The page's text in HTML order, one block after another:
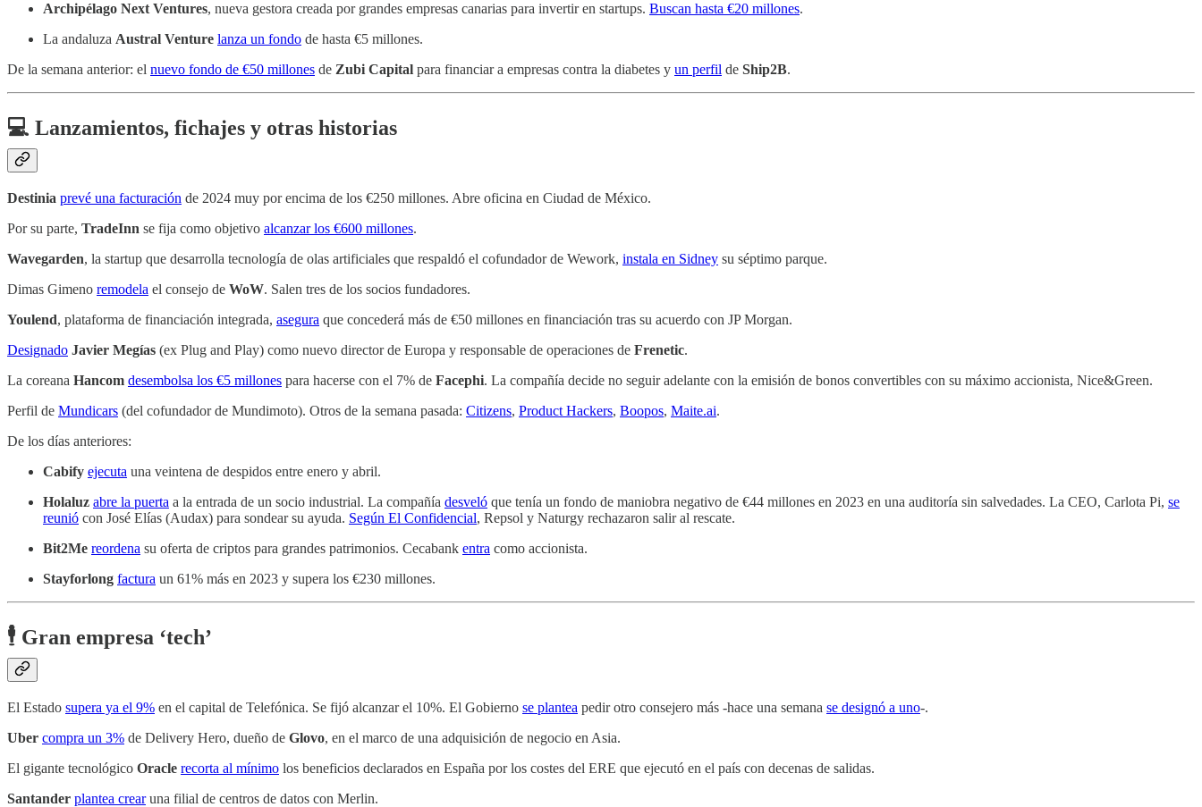
Archipélago Next Ventures, nueva gestora creada por grandes empresas canarias para invertir en startups. Buscan hasta €20 millones.
La andaluza Austral Venture lanza un fondo de hasta €5 millones.
De la semana anterior: el nuevo fondo de €50 millones de Zubi Capital para financiar a empresas contra la diabetes y un perfil de Ship2B.
💻 Lanzamientos, fichajes y otras historias
Destinia prevé una facturación de 2024 muy por encima de los €250 millones. Abre oficina en Ciudad de México.
Por su parte, TradeInn se fija como objetivo alcanzar los €600 millones.
Wavegarden, la startup que desarrolla tecnología de olas artificiales que respaldó el cofundador de Wework, instala en Sidney su séptimo parque.
Dimas Gimeno remodela el consejo de WoW. Salen tres de los socios fundadores.
Youlend, plataforma de financiación integrada, asegura que concederá más de €50 millones en financiación tras su acuerdo con JP Morgan.
Designado Javier Megías (ex Plug and Play) como nuevo director de Europa y responsable de operaciones de Frenetic.
La coreana Hancom desembolsa los €5 millones para hacerse con el 7% de Facephi. La compañía decide no seguir adelante con la emisión de bonos convertibles con su máximo accionista, Nice&Green.
Perfil de Mundicars (del cofundador de Mundimoto). Otros de la semana pasada: Citizens, Product Hackers, Boopos, Maite.ai.
De los días anteriores:
Cabify ejecuta una veintena de despidos entre enero y abril.
Holaluz abre la puerta a la entrada de un socio industrial. La compañía desveló que tenía un fondo de maniobra negativo de €44 millones en 2023 en una auditoría sin salvedades. La CEO, Carlota Pi, se
reunió con José Elías (Audax) para sondear su ayuda. Según El Confidencial, Repsol y Naturgy rechazaron salir al rescate.
Bit2Me reordena su oferta de criptos para grandes patrimonios. Cecabank entra como accionista.
Stayforlong factura un 61% más en 2023 y supera los €230 millones.
🕴️ Gran empresa ‘tech’
El Estado supera ya el 9% en el capital de Telefónica. Se fijó alcanzar el 10%. El Gobierno se plantea pedir otro consejero más -hace una semana se designó a uno-.
Uber compra un 3% de Delivery Hero, dueño de Glovo, en el marco de una adquisición de negocio en Asia.
El gigante tecnológico Oracle recorta al mínimo los beneficios declarados en España por los costes del ERE que ejecutó en el país con decenas de salidas.
Santander plantea crearuna filial de centros de datos con Merlin.